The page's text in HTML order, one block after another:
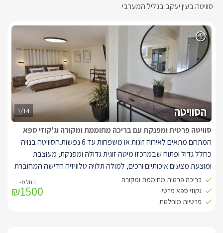
סוויטה בעין יעקב בגליל המערבי
1/14 הסוויטה
סוויטה פרטית ומפנקת עם בריכה מחוממת ומקורה וג'קוזי ספא
המתחם מתאים לאירוח זוגות או משפחות עד 6 נפשות.הסוויטה בנויה
כחלל גדול ופתוח שבמרכזו מיטה זוגית גדולה ומפנקת, מעוצבת
ומוצעת מצעים איכותיים ורכים, למולה תלויה טלוויזיה חדישה המחוברת
לכבלי HOT. לצד המיטה פינת ישיבה עם שתי כורסאות מפנקות
ורחבות בגווני שמנת עם שולחן קפה קטן.
עם אקססוריז רבים מיוחדים ועיצוב חדיש וקלאסי בגוונים חמימים של
בריכה פרטית מחוממת ומקורה
גקוזי ספא פרטי
פרטיות מוחלטת
₪1500